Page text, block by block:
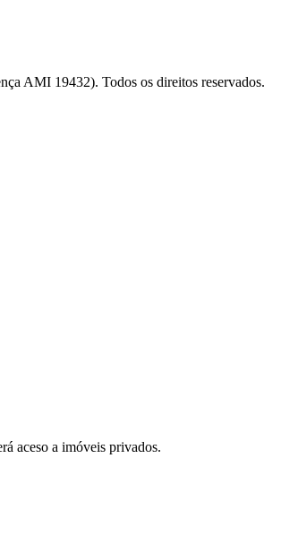
AMI 19432). Todos os direitos reservados.
aceso a imóveis privados.